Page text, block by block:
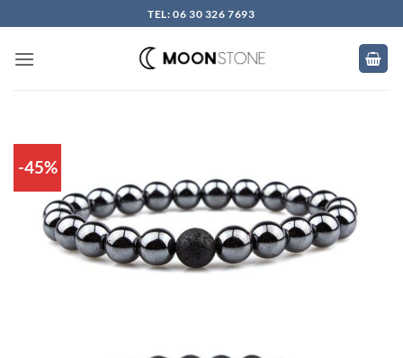
to
content
TEL: 06 30 326 7693
-45%